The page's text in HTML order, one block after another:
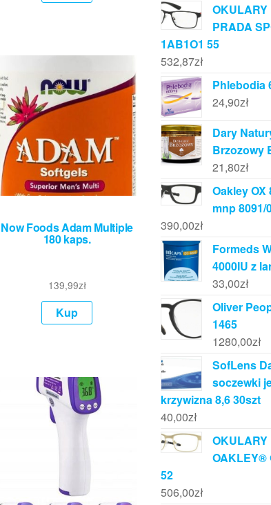
Now Foods Adam Multiple
180 kaps.
139,99zł
Kup
OKULARY
PRADA
1AB1O1 55
532,87zł
Phlebodia
24,90zł
Dary
Brzozowy
21,80zł
Oakley OX
mnp 8091/
390,00zł
Formeds
4000IU z
33,00zł
Oliver
1465
1280,00zł
SofLens
soczewki
krzywizna 8,6 30szt
40,00zł
OKULARY
OAKLEY®
52
506,00zł